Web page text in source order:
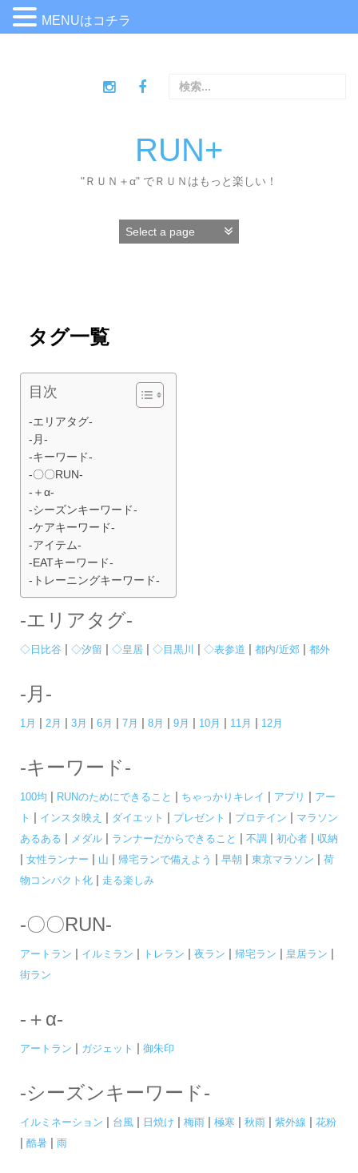
検
RUN+
"ＲＵＮ＋α" でＲＵＮはもっと楽しい！
タグ一覧
目次
-エリアタグ-
-月-
-キーワード-
-〇〇RUN-
-＋α-
-シーズンキーワード-
-ケアキーワード-
-アイテム-
-EATキーワード-
-トレーニングキーワード-
-エリアタグ-
◇日比谷 | ◇汐留 | ◇皇居 | ◇目黒川 | ◇表参道 | 都内/近郊 | 都外
-月-
1月 | 2月 | 3月 | 6月 | 7月 | 8月 | 9月 | 10月 | 11月 | 12月
-キーワード-
100均 | RUNのためにできること | ちゃっかりキレイ | アプリ | アー
ト | インスタ映え | ダイエット | プレゼント | プロテイン | マラソン
あるある | メダル | ランナーだからできること | 不調 | 初心者 | 収納
| 女性ランナー | 山 | 帰宅ランで備えよう | 早朝 | 東京マラソン | 荷
物コンパクト化 | 走る楽しみ
-〇〇RUN-
アートラン | イルミラン | トレラン | 夜ラン | 帰宅ラン | 皇居ラン |
街ラン
-＋α-
アートラン | ガジェット | 御朱印
-シーズンキーワード-
イルミネーション | 台風 | 日焼け | 梅雨 | 極寒 | 秋雨 | 紫外線 | 花粉
| 酷暑 | 雨
MENUはコチラ